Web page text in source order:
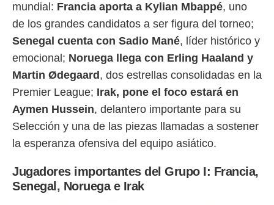
mundial: Francia aporta a Kylian Mbappé, uno
de los grandes candidatos a ser figura del torneo;
Senegal cuenta con Sadio Mané, líder histórico y
emocional; Noruega llega con Erling Haaland y
Martin Ødegaard , dos estrellas consolidadas en la
Premier League; Irak, pone el foco estará en
Aymen Hussein, delantero importante para su
Selección y una de las piezas llamadas a sostener
la esperanza ofensiva del equipo asiático.
Jugadores importantes del Grupo I: Francia,
Senegal, Noruega e Irak